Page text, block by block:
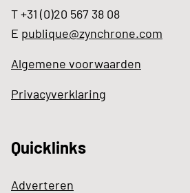
T +31 (0)20 567 38 08
E publique@zynchrone.com
Algemene voorwaarden
Privacyverklaring
Quicklinks
Adverteren